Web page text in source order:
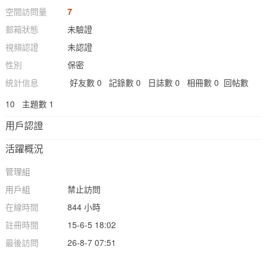
空間訪問量
7
郵箱狀態
未驗證
視頻認證
未認證
性別
保密
統計信息
好友數 0 記錄數 0 日誌數 0 相冊數 0 回帖數
10
主題數 1
用戶認證
活躍概況
管理組
用戶組
禁止訪問
在線時間
844 小時
註冊時間
15-6-5 18:02
最後訪問
26-8-7 07:51